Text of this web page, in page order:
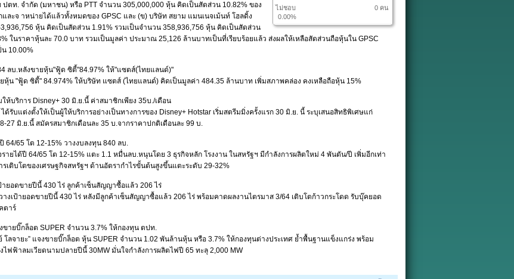
ไม่ชอบ
0.00%
0 คน
ปตท. จำกัด (มหาชน) หรือ PTT จำนวน 305,000,000 หุ้น คิดเป็นสัดส่วน 10.82% ของ
ละจ าหน่ายได้แล้วทั้งหมดของ GPSC และ (ข) บริษัท สยาม แมนเนจเม้นท์ โฮลดิ้ง
หุ้น คิดเป็นสัดส่วน 1.91% รวมเป็นจำนวน 358,936,756 หุ้น คิดเป็นสัดส่วน
ในราคาหุ้นละ 70.0 บาท รวมเป็นมูลค่า ประมาณ 25,126 ล้านบาทเป็นที่เรียบร้อยแล้ว ส่งผลให้เหลือสัดส่วนถือหุ้นใน GPSC
น 10.00%
ลบ.หลังขายหุ้น"ฟู้ด ซิตี้"84.97% ให้"แซตส์(ไทยแลนด์)"
"ฟู้ด ซิตี้" 84.974% ให้บริษัท แซตส์ (ไทยแลนด์) คิดเป็นมูลค่า 484.35 ล้านบาท เพิ่มสภาพคล่อง คงเหลือถือหุ้น 15%
ให้บริการ Disney+ 30 มิ.ย.นี้ ค่าสมาชิกเพียง 35บ./เดือน
บแต่งตั้งให้เป็นผู้ให้บริการอย่างเป็นทางการของ Disney+ Hotstar เริ่มสตรีมมิ่งครั้งแรก 30 มิ.ย. นี้ ระบุเสนอสิทธิพิเศษแก่
27 มิ.ย.นี้ สมัครสมาชิกเดือนละ 35 บ.จากราคาปกติเดือนละ 99 บ.
64/65 โต 12-15% วางงบลงทุน 840 ลบ.
ได้ปี 64/65 โต 12-15% แตะ 1.1 หมื่นลบ.หนุนโดย 3 ธุรกิจหลัก โรงงาน ในสหรัฐฯ มีกำลังการผลิตใหม่ 4 พันตัน/ปี เพิ่มอีกเท่า
เติบโตของเศรษฐกิจสหรัฐฯ ด้านอัตรากำไรขั้นต้นสูงขึ้นแตะระดับ 29-32%
ป้ายอดขายปีนี้ 430 ไร่ ลูกค้าเซ็นสัญญาซื้อแล้ว 206 ไร่
เป้ายอดขายปีนี้ 430 ไร่ หลังมีลูกค้าเซ็นสัญญาซื้อแล้ว 206 ไร่ พร้อมคาดผลงานไตรมาส 3/64 เติบโตก้าวกระโดด รับบุ๊คยอด
ตาร์
ขายบิ๊กล็อต SUPER จำนวน 3.7% ให้กองทุน ตปท.
จายะ” แจงขายบิ๊กล็อต หุ้น SUPER จำนวน 1.02 พันล้านหุ้น หรือ 3.7% ให้กองทุนต่างประเทศ ย้ำพื้นฐานแข็งแกร่ง พร้อม
งไฟฟ้าลมเวียดนามปลายปีนี้ 30MW มั่นใจกำลังการผลิตไฟปี 65 ทะลุ 2,000 MW